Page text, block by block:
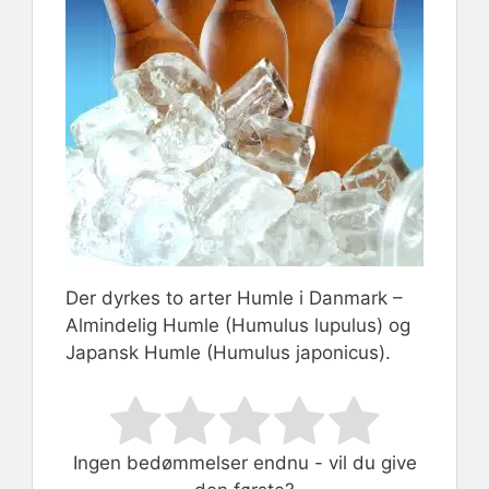
Der dyrkes to arter Humle i Danmark –
Almindelig Humle (Humulus lupulus) og
Japansk Humle (Humulus japonicus).
Rate this item:
Submit Rating
Ingen bedømmelser endnu - vil du give